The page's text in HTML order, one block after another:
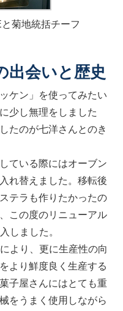
菊地統括チーフ
出会いと歴史
ケン」を使ってみたい
少し無理をしました
たのが七洋さんとのき
ている際にはオーブン
れ替えました。移転後
テラも作りたかったの
この度のリニューアル
しました。
より、更に生産性の向
より鮮度良く生産する
子屋さんにはとても重
をうまく使用しながら